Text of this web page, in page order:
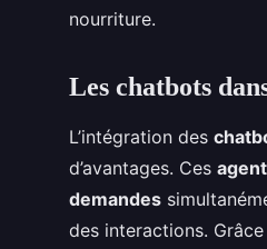
nourriture.
Les chatbots
L’intégration des
d’avantages. Ces
demandes
des interactions.